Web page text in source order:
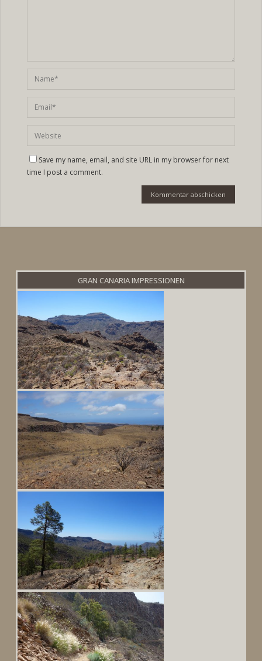
Save my name, email, and site URL in my browser for next
time I post a comment.
GRAN CANARIA IMPRESSIONEN